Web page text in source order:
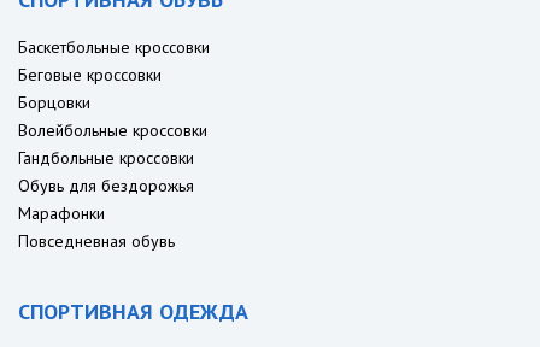
Баскетбольные кроссовки
Беговые кроссовки
Борцовки
Волейбольные кроссовки
Гандбольные кроссовки
Обувь для бездорожья
Марафонки
Повседневная обувь
СПОРТИВНАЯ ОДЕЖДА